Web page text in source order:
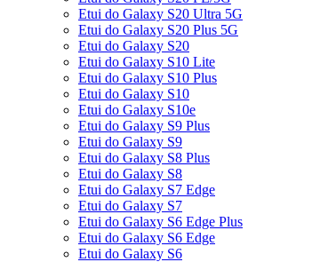
Etui do Galaxy S20 Ultra 5G
Etui do Galaxy S20 Plus 5G
Etui do Galaxy S20
Etui do Galaxy S10 Lite
Etui do Galaxy S10 Plus
Etui do Galaxy S10
Etui do Galaxy S10e
Etui do Galaxy S9 Plus
Etui do Galaxy S9
Etui do Galaxy S8 Plus
Etui do Galaxy S8
Etui do Galaxy S7 Edge
Etui do Galaxy S7
Etui do Galaxy S6 Edge Plus
Etui do Galaxy S6 Edge
Etui do Galaxy S6